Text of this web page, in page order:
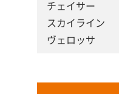
チェイサー
スカイライン
ヴェロッサ